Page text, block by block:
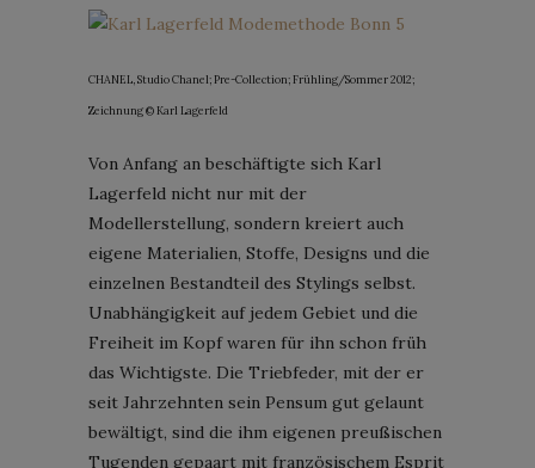
CHANEL, Studio Chanel; Pre-Collection; Frühling/Sommer 2012;
Zeichnung © Karl Lagerfeld
Von Anfang an beschäftigte sich Karl
Lagerfeld nicht nur mit der
Modellerstellung, sondern kreiert auch
eigene Materialien, Stoffe, Designs und die
einzelnen Bestandteil des Stylings selbst.
Unabhängigkeit auf jedem Gebiet und die
Freiheit im Kopf waren für ihn schon früh
das Wichtigste. Die Triebfeder, mit der er
seit Jahrzehnten sein Pensum gut gelaunt
bewältigt, sind die ihm eigenen preußischen
Tugenden gepaart mit französischem Esprit